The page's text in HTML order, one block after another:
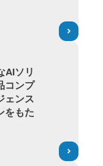
AIソリ
コンプ
ェンス
をもた
ソリューション・